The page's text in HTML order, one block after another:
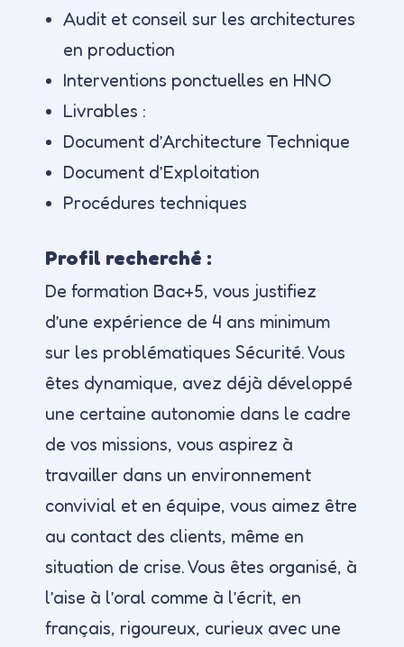
Audit et conseil sur les architectures
en production
Interventions ponctuelles en HNO
Livrables :
Document d’Architecture Technique
Document d’Exploitation
Procédures techniques
Profil recherché :
De formation Bac+5, vous justifiez
d’une expérience de 4 ans minimum
sur les problématiques Sécurité. Vous
êtes dynamique, avez déjà développé
une certaine autonomie dans le cadre
de vos missions, vous aspirez à
travailler dans un environnement
convivial et en équipe, vous aimez être
au contact des clients, même en
situation de crise. Vous êtes organisé, à
l’aise à l’oral comme à l’écrit, en
français, rigoureux, curieux avec une